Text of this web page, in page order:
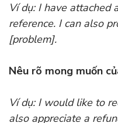
Ví dụ: I have attached
reference. I can also
[problem].
Nêu rõ mong muốn
Ví dụ: I would like to
also appreciate a